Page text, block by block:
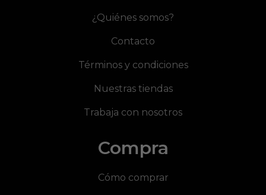
¿Quiénes somos?
Contacto
Términos y condiciones
Nuestras tiendas
Trabaja con nosotros
Compra
Cómo comprar